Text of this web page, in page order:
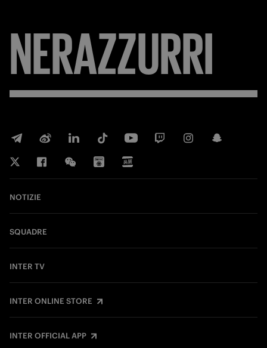
NERAZZURRI
NOTIZIE
SQUADRE
INTER TV
INTER ONLINE STORE
INTER OFFICIAL APP